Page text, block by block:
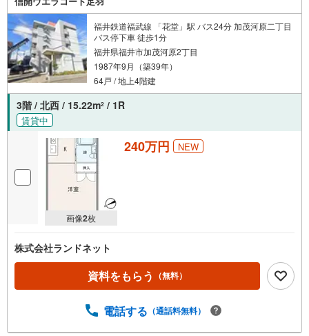
福井鉄道福武線 「花堂」駅 バス24分 加茂河原二丁目
バス停下車 徒歩1分
福井県福井市加茂河原2丁目
1987年9月（築39年）
64戸 / 地上4階建
3階 / 北西 / 15.22m2 / 1R
賃貸中
画像2枚
240万円 NEW
株式会社ランドネット
資料をもらう （無料）
電話する （通話料無料）